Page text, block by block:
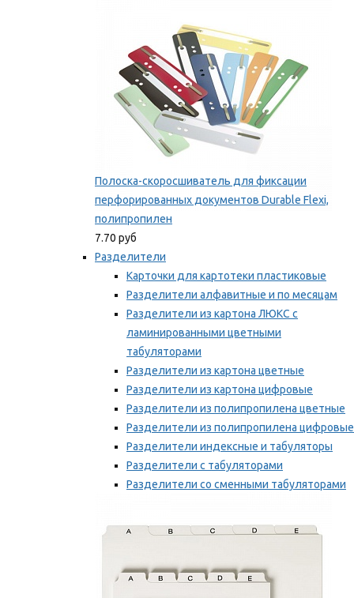
Полоска-скоросшиватель для фиксации
перфорированных документов Durable Flexi,
полипропилен
7.70 руб
Разделители
Карточки для картотеки пластиковые
Разделители алфавитные и по месяцам
Разделители из картона ЛЮКС с
ламинированными цветными
табуляторами
Разделители из картона цветные
Разделители из картона цифровые
Разделители из полипропилена цветные
Разделители из полипропилена цифровые
Разделители индексные и табуляторы
Разделители с табуляторами
Разделители со сменными табуляторами